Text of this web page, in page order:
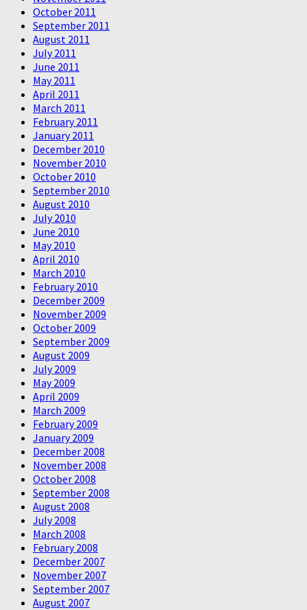
October 2011
September 2011
August 2011
July 2011
June 2011
May 2011
April 2011
March 2011
February 2011
January 2011
December 2010
November 2010
October 2010
September 2010
August 2010
July 2010
June 2010
May 2010
April 2010
March 2010
February 2010
December 2009
November 2009
October 2009
September 2009
August 2009
July 2009
May 2009
April 2009
March 2009
February 2009
January 2009
December 2008
November 2008
October 2008
September 2008
August 2008
July 2008
March 2008
February 2008
December 2007
November 2007
September 2007
August 2007